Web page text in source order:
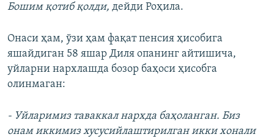
Бошим қотиб қолди, дейди Роҳила.
Онаси ҳам, ўзи ҳам фақат пенсия ҳисобига
яшайдиган 58 яшар Диля опанинг айтишича,
уйларни нархлашда бозор баҳоси ҳисобга
олинмаган:
- Уйларимиз таваккал нархда баҳоланган. Биз
онам иккимиз хусусийлаштирилган икки хонали